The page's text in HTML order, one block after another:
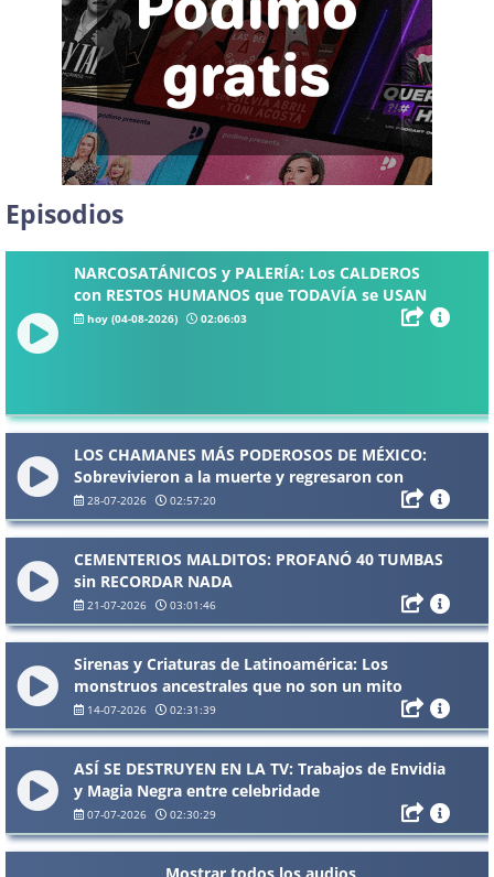
Episodios
NARCOSATÁNICOS y PALERÍA: Los CALDEROS
con RESTOS HUMANOS que TODAVÍA se USAN
en la CIUDAD de MÉXICO
hoy (04-08-2026) 02:06:03
LOS CHAMANES MÁS PODEROSOS DE MÉXICO:
Sobrevivieron a la muerte y regresaron con
poderes
28-07-2026 02:57:20
CEMENTERIOS MALDITOS: PROFANÓ 40 TUMBAS
sin RECORDAR NADA
21-07-2026 03:01:46
Sirenas y Criaturas de Latinoamérica: Los
monstruos ancestrales que no son un mito
14-07-2026 02:31:39
ASÍ SE DESTRUYEN EN LA TV: Trabajos de Envidia
y Magia Negra entre celebridade
07-07-2026 02:30:29